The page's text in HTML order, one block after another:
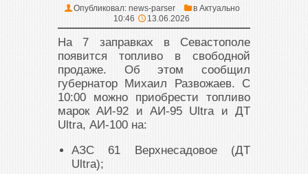
Опубликовал: news-parser в Актуально
10:46
13.06.2026
На 7 заправках в Севастополе
появится топливо в свободной
продаже. Об этом сообщил
губернатор Михаил Развожаев. С
10:00 можно приобрести топливо
марок АИ-92 и АИ-95 Ultra и ДТ
Ultra, АИ-100 на:
АЗС 61 Верхнесадовое (ДТ
Ultra);